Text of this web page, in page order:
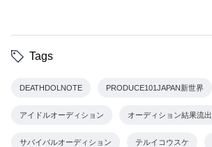
Tags
DEATHDOLNOTE PRODUCE101JAPAN新世界
アイドルオーディション オーディション結果流出
サバイバルオーディション テルイコウスケ